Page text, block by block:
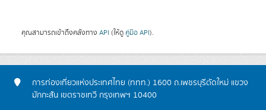
คุณสามารถเข้าถึงคลังทาง API (ให้ดู คู่มือ API).
การท่องเที่ยวแห่งประเทศไทย (ททท.) 1600 ถ.เพชรบุรีตัดใหม่ แขวง
มักกะสัน เขตราชเทวี กรุงเทพฯ 10400